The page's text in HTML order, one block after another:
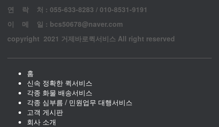
연 락 처 : 055-633-8283 / 010-8531-9191
이 메 일 : bcs50678@naver.com
copyright 2021 거제바로퀵서비스 All right reserved
홈
신속 정확한 퀵서비스
각종 화물 배송서비스
각종 심부름 / 민원업무 대행서비스
고객 게시판
회사 소개